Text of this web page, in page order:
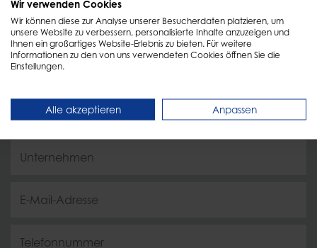
Füllen Sie einfach das Formular aus und wir melden
uns schnellstmöglich zurück!
Wir verwenden Cookies
Wir können diese zur Analyse unserer Besucherdaten platzieren, um
unsere Website zu verbessern, personalisierte Inhalte anzuzeigen und
Ihnen ein großartiges Website-Erlebnis zu bieten. Für weitere
Informationen zu den von uns verwendeten Cookies öffnen Sie die
Einstellungen.
Alle akzeptieren Anpassen